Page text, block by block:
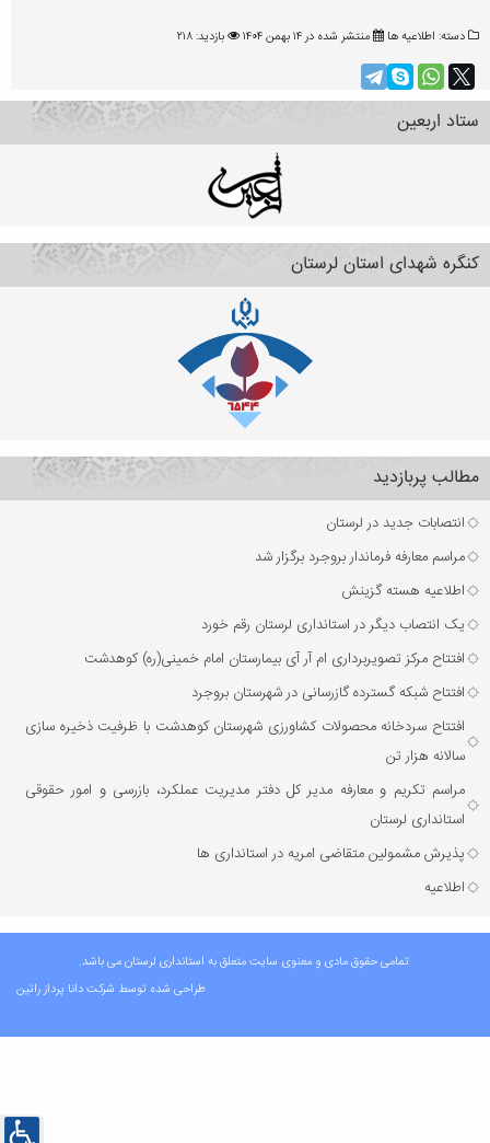
دسته: اطلاعیه ها منتشر شده در ۱۴ بهمن ۱۴۰۴ بازدید: ۲۱۸
ستاد اربعین
کنگره شهدای استان لرستان
مطالب پربازدید
انتصابات جدید در لرستان
مراسم معارفه فرماندار بروجرد برگزار شد
اطلاعیه هسته گزینش
یک انتصاب دیگر در استانداری لرستان رقم خورد
افتتاح مرکز تصویربرداری ام آر آی بیمارستان امام خمینی(ره) کوهدشت
افتتاح شبکه گسترده گازرسانی در شهرستان بروجرد
افتتاح سردخانه محصولات کشاورزی شهرستان کوهدشت با ظرفیت ذخیره‌ سازی
سالانه هزار تن
مراسم تکریم و معارفه مدیر کل دفتر مدیریت عملکرد، بازرسی و امور حقوقی
استانداری لرستان
پذیرش مشمولین متقاضی امریه در استانداری ها
اطلاعیه
تمامی حقوق مادی و معنوی سایت متعلق به استانداری لرستان می باشد.
طراحی شده توسط شرکتدانا پرداز راتین